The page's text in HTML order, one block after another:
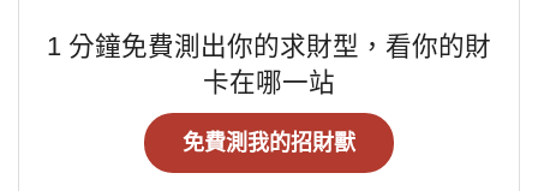
1 分鐘免費測出你的求財型，看你的財
卡在哪一站
免費測我的招財獸